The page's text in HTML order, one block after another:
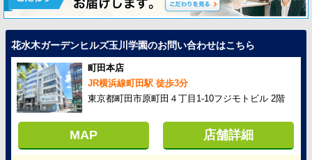
花水木ガーデンヒルズ玉川学園のお問い合わせはこちら
町田本店
JR横浜線町田駅 徒歩3分
東京都町田市原町田４丁目1-10フジモトビル 2階
MAP 店舗詳細